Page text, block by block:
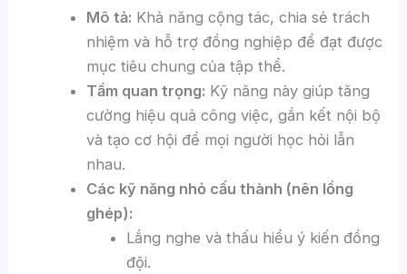
Mô tả: Khả năng cộng tác, chia sẻ trách
nhiệm và hỗ trợ đồng nghiệp để đạt được
mục tiêu chung của tập thể.
Tầm quan trọng: Kỹ năng này giúp tăng
cường hiệu quả công việc, gắn kết nội bộ
và tạo cơ hội để mọi người học hỏi lẫn
nhau.
Các kỹ năng nhỏ cấu thành (nên lồng
ghép):
Lắng nghe và thấu hiểu ý kiến đồng
đội.